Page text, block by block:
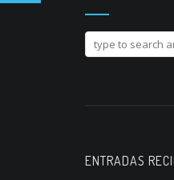
ENTRADAS